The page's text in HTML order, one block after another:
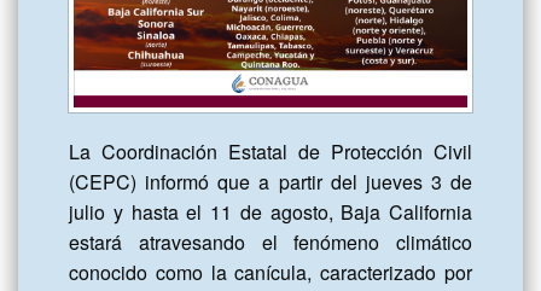
La Coordinación Estatal de Protección Civil
(CEPC) informó que a partir del jueves 3 de
julio y hasta el 11 de agosto, Baja California
estará atravesando el fenómeno climático
conocido como la canícula, caracterizado por